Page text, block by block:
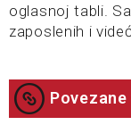
oglasnoj tabli.
zaposlenih i